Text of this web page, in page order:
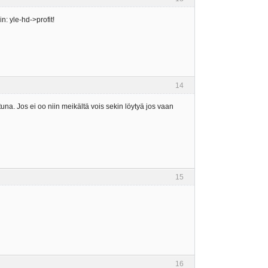
yle-hd->profit!
14
Jos ei oo niin meikältä vois sekin löytyä jos vaan
15
16